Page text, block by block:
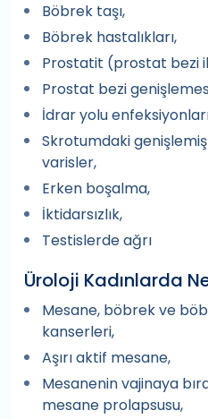
Böbrek taşı,
Böbrek hastalıkları,
Prostatit (prostat bezi
Prostat bezi
İdrar yolu
Skrotumdaki
varisler,
Erken boşalma,
İktidarsızlık,
Testislerde ağrı
Üroloji Kadınlarda
Mesane, böbrek ve
kanserleri,
Aşırı aktif mesane,
Mesanenin vajinaya
mesane prolapsusu,